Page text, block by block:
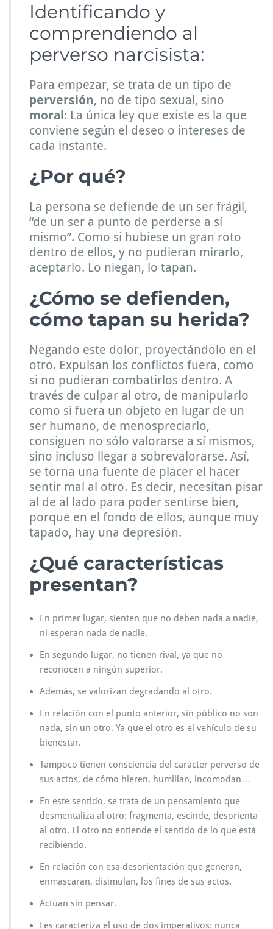
Identificando y
comprendiendo al
perverso narcisista:
Para empezar, se trata de un tipo de
perversión, no de tipo sexual, sino
moral: La única ley que existe es la que
conviene según el deseo o intereses de
cada instante.
¿Por qué?
La persona se defiende de un ser frágil,
“de un ser a punto de perderse a sí
mismo”. Como si hubiese un gran roto
dentro de ellos, y no pudieran mirarlo,
aceptarlo. Lo niegan, lo tapan.
¿Cómo se defienden,
cómo tapan su herida?
Negando este dolor, proyectándolo en el
otro. Expulsan los conflictos fuera, como
si no pudieran combatirlos dentro. A
través de culpar al otro, de manipularlo
como si fuera un objeto en lugar de un
ser humano, de menospreciarlo,
consiguen no sólo valorarse a sí mismos,
sino incluso llegar a sobrevalorarse. Así,
se torna una fuente de placer el hacer
sentir mal al otro. Es decir, necesitan pisar
al de al lado para poder sentirse bien,
porque en el fondo de ellos, aunque muy
tapado, hay una depresión.
¿Qué características
presentan?
En primer lugar, sienten que no deben nada a nadie,
ni esperan nada de nadie.
En segundo lugar, no tienen rival, ya que no
reconocen a ningún superior.
Además, se valorizan degradando al otro.
En relación con el punto anterior, sin público no son
nada, sin un otro. Ya que el otro es el vehículo de su
bienestar.
Tampoco tienen consciencia del carácter perverso de
sus actos, de cómo hieren, humillan, incomodan…
En este sentido, se trata de un pensamiento que
desmentaliza al otro: fragmenta, escinde, desorienta
al otro. El otro no entiende el sentido de lo que está
recibiendo.
En relación con esa desorientación que generan,
enmascaran, disimulan, los fines de sus actos.
Actúan sin pensar.
Les caracteriza el uso de dos imperativos: nunca